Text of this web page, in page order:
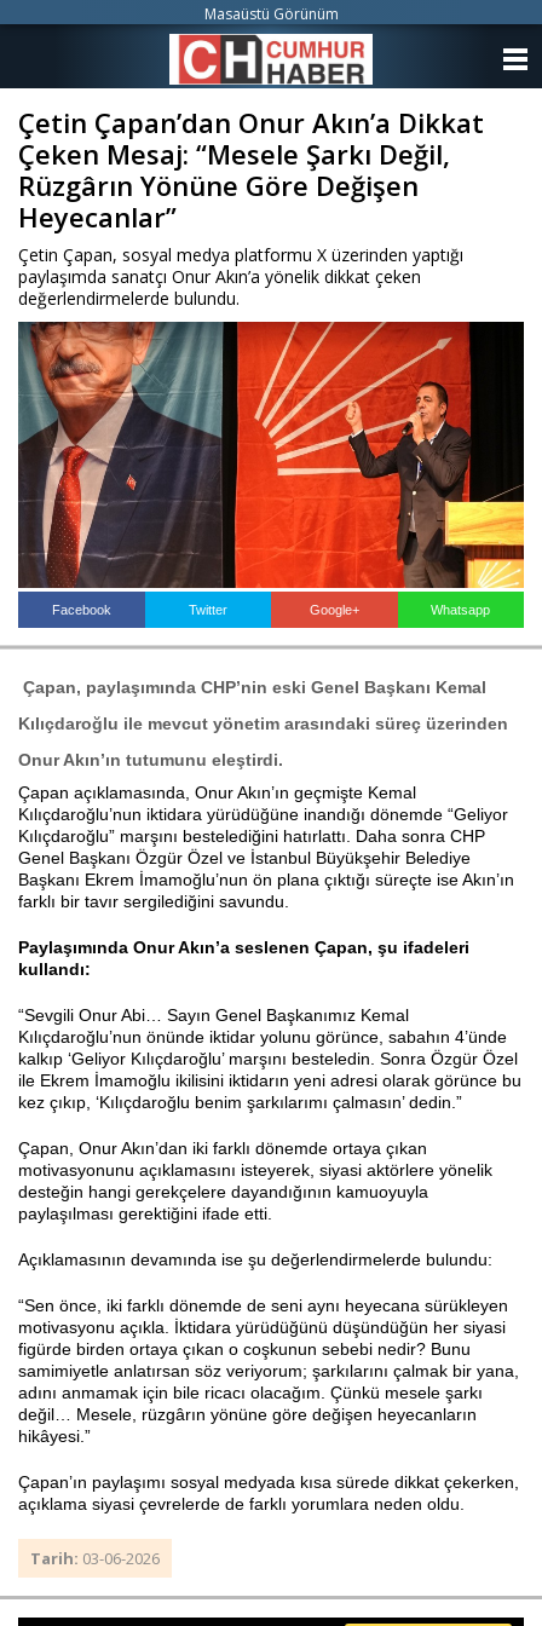
Çetin Çapan’dan Onur Akın’a Dikkat
Çeken Mesaj: “Mesele Şarkı Değil,
Rüzgârın Yönüne Göre Değişen
Heyecanlar”
Çetin Çapan, sosyal medya platformu X üzerinden yaptığı
paylaşımda sanatçı Onur Akın’a yönelik dikkat çeken
değerlendirmelerde bulundu.
Facebook Twitter Google+ Whatsapp
Çapan, paylaşımında CHP’nin eski Genel Başkanı Kemal
Kılıçdaroğlu ile mevcut yönetim arasındaki süreç üzerinden
Onur Akın’ın tutumunu eleştirdi.
Çapan açıklamasında, Onur Akın’ın geçmişte Kemal
Kılıçdaroğlu’nun iktidara yürüdüğüne inandığı dönemde “Geliyor
Kılıçdaroğlu” marşını bestelediğini hatırlattı. Daha sonra CHP
Genel Başkanı Özgür Özel ve İstanbul Büyükşehir Belediye
Başkanı Ekrem İmamoğlu’nun ön plana çıktığı süreçte ise Akın’ın
farklı bir tavır sergilediğini savundu.
Paylaşımında Onur Akın’a seslenen Çapan, şu ifadeleri
kullandı:
“Sevgili Onur Abi… Sayın Genel Başkanımız Kemal
Kılıçdaroğlu’nun önünde iktidar yolunu görünce, sabahın 4’ünde
kalkıp ‘Geliyor Kılıçdaroğlu’ marşını besteledin. Sonra Özgür Özel
ile Ekrem İmamoğlu ikilisini iktidarın yeni adresi olarak görünce bu
kez çıkıp, ‘Kılıçdaroğlu benim şarkılarımı çalmasın’ dedin.”
Çapan, Onur Akın’dan iki farklı dönemde ortaya çıkan
motivasyonunu açıklamasını isteyerek, siyasi aktörlere yönelik
desteğin hangi gerekçelere dayandığının kamuoyuyla
paylaşılması gerektiğini ifade etti.
Açıklamasının devamında ise şu değerlendirmelerde bulundu:
“Sen önce, iki farklı dönemde de seni aynı heyecana sürükleyen
motivasyonu açıkla. İktidara yürüdüğünü düşündüğün her siyasi
figürde birden ortaya çıkan o coşkunun sebebi nedir? Bunu
samimiyetle anlatırsan söz veriyorum; şarkılarını çalmak bir yana,
adını anmamak için bile ricacı olacağım. Çünkü mesele şarkı
değil… Mesele, rüzgârın yönüne göre değişen heyecanların
hikâyesi.”
Çapan’ın paylaşımı sosyal medyada kısa sürede dikkat çekerken,
açıklama siyasi çevrelerde de farklı yorumlara neden oldu.
Tarih: 03-06-2026
Masaüstü Görünüm
KATEGORİLER
YAZARLAR
FOTO GALERİ
VİDEO GALERİ
KÜNYE
İLETİŞİM
Haberin Doğru Adresi.